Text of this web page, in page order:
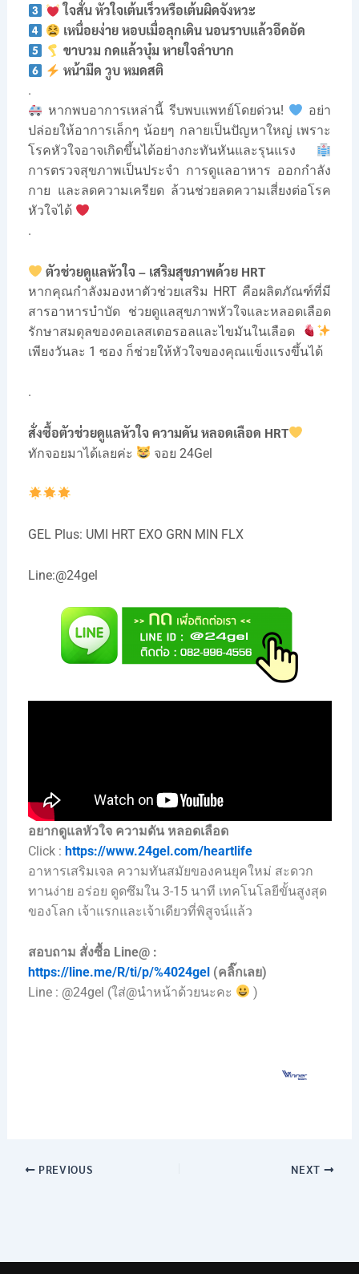
ใจสั่น หัวใจเต้นเร็วหรือเต้นผิดจังหวะ
เหนื่อยง่าย หอบเมื่อลุกเดิน นอนราบแล้วอึดอัด
ขาบวม กดแล้วบุ๋ม หายใจลำบาก
หน้ามืด วูบ หมดสติ
.
หากพบอาการเหล่านี้ รีบพบแพทย์โดยด่วน!
อย่า
ปล่อยให้อาการเล็กๆ น้อยๆ กลายเป็นปัญหาใหญ่ เพราะ
โรคหัวใจอาจเกิดขึ้นได้อย่างกะทันหันและรุนแรง
การตรวจสุขภาพเป็นประจำ การดูแลอาหาร ออกกำลัง
กาย และลดความเครียด ล้วนช่วยลดความเสี่ยงต่อโรค
หัวใจได้
.
ตัวช่วยดูแลหัวใจ – เสริมสุขภาพด้วย HRT
หากคุณกำลังมองหาตัวช่วยเสริม HRT คือผลิตภัณฑ์ที่มี
สารอาหารบำบัด ช่วยดูแลสุขภาพหัวใจและหลอดเลือด
รักษาสมดุลของคอเลสเตอรอลและไขมันในเลือด
เพียงวันละ 1 ซอง ก็ช่วยให้หัวใจของคุณแข็งแรงขึ้นได้
.
สั่งซื้อตัวช่วยดูแลหัวใจ ความดัน หลอดเลือด HRT
ทักจอยมาได้เลยค่ะ จอย 24Gel
GEL Plus: UMI HRT EXO GRN MIN FLX
Line:@24gel
อยากดูแลหัวใจ ความดัน หลอดเลือด
Click : https://www.24gel.com/heartlife
อาหารเสริมเจล ความทันสมัยของคนยุคใหม่ สะดวก
ทานง่าย อร่อย ดูดซึมใน 3-15 นาที เทคโนโลยีขั้นสูงสุด
ของโลก เจ้าแรกและเจ้าเดียวที่พิสูจน์แล้ว
สอบถาม สั่งซื้อ Line@ :
https://line.me/R/ti/p/%4024gel(คลิ๊กเลย)
Line : @24gel (ใส่@นำหน้าด้วยนะคะ
)
PREVIOUS NEXT